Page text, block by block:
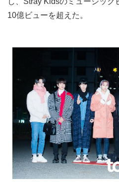
10億ビューを超えた。